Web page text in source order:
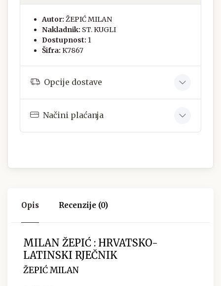
Autor: ŽEPIĆ MILAN
Nakladnik: ST. KUGLI
Dostupnost: 1
Šifra: K7867
Opcije dostave
Načini plaćanja
Opis Recenzije (0)
MILAN ŽEPIĆ : HRVATSKO-
LATINSKI RJEČNIK
ŽEPIĆ MILAN